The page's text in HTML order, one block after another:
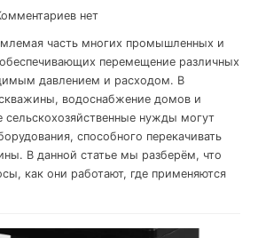
нет
часть многих промышленных и
перемещение различных
давлением и расходом. В
водоснабжение домов и
сельскохозяйственные нужды могут
способного перекачивать
В данной статье мы разберём, что
как они работают, где применяются